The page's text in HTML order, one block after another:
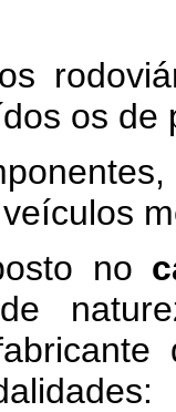
os de
no